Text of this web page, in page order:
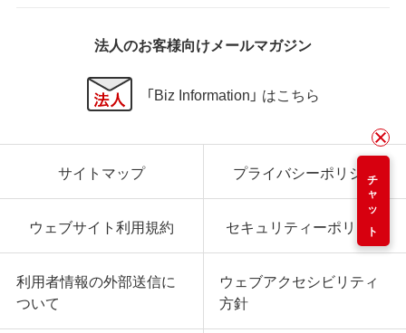
チャット
法人のお客様向けメールマガジン
「Biz Information」 はこちら
サイトマップ プライバシーポリシー
ウェブサイト利用規約 セキュリティーポリシー
利用者情報の外部送信に
ついて
ウェブアクセシビリティ
方針